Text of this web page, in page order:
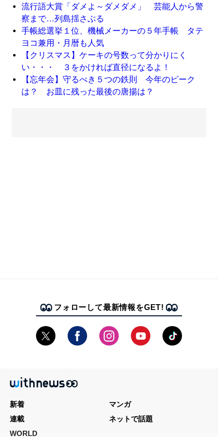
流行語大賞「ダメよ～ダメダメ」 芸能人から警
察まで…列島揺さぶる
手帳総選挙１位、機械メーカーの５年手帳 タテ
ヨコ兼用・月暦も人気
【クリスマス】ケーキの号数って分かりにく
い・・・ ３をかければ直径になるよ！
【忘年会】守るべき５つの鉄則 今年のピーク
は？ お皿に残った最後の唐揚は？
フォローして最新情報をGET!
新着
マンガ
連載
ネットで話題
WORLD